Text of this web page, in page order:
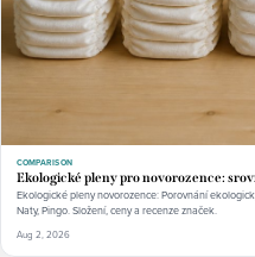
COMPARISON
Ekologické pleny pro novorozence:
Ekologické pleny novorozence: Porovnání
Naty, Pingo. Složení, ceny a recenze značek.
Aug 2, 2026